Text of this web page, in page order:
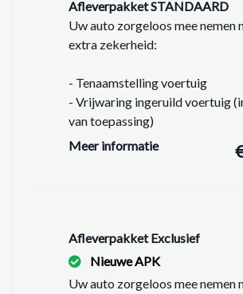
altijd zelf de zaken welke voor u
beslissing zouden kunnen
Afleverpakket STANDAARD
Uw auto zorgeloos mee nemen
extra zekerheid:
- Tenaamstelling voertuig
- Vrijwaring ingeruild voertuig
van toepassing)
- Vloeistoffen controleren en op
- Geen Garantie
Meer informatie
Afleverpakket Exclusief
Nieuwe APK
Uw auto zorgeloos mee nemen